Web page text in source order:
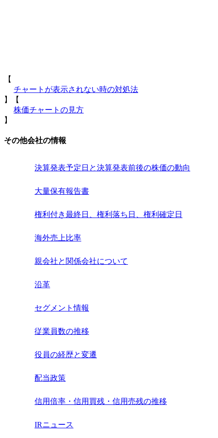
【
チャートが表示されない時の対処法
】【
株価チャートの見方
】
その他会社の情報
決算発表予定日と決算発表前後の株価の動向
大量保有報告書
権利付き最終日、権利落ち日、権利確定日
海外売上比率
親会社と関係会社について
沿革
セグメント情報
従業員数の推移
役員の経歴と変遷
配当政策
信用倍率・信用買残・信用売残の推移
IRニュース